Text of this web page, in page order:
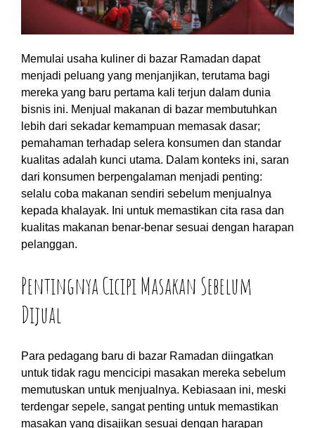
Memulai usaha kuliner di bazar Ramadan dapat
menjadi peluang yang menjanjikan, terutama bagi
mereka yang baru pertama kali terjun dalam dunia
bisnis ini. Menjual makanan di bazar membutuhkan
lebih dari sekadar kemampuan memasak dasar;
pemahaman terhadap selera konsumen dan standar
kualitas adalah kunci utama. Dalam konteks ini, saran
dari konsumen berpengalaman menjadi penting:
selalu coba makanan sendiri sebelum menjualnya
kepada khalayak. Ini untuk memastikan cita rasa dan
kualitas makanan benar-benar sesuai dengan harapan
pelanggan.
Pentingnya Cicipi Masakan Sebelum
Dijual
Para pedagang baru di bazar Ramadan diingatkan
untuk tidak ragu mencicipi masakan mereka sebelum
memutuskan untuk menjualnya. Kebiasaan ini, meski
terdengar sepele, sangat penting untuk memastikan
masakan yang disajikan sesuai dengan harapan